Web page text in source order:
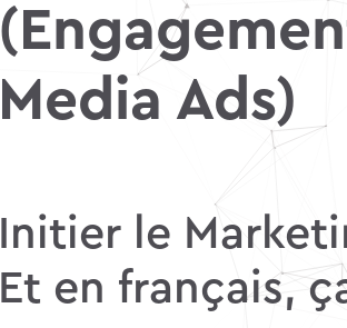
Media Ads)
Initier le
Et en français,